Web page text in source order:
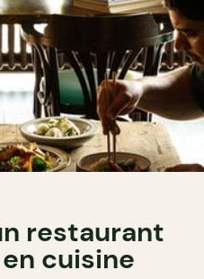
restaurant
cuisine